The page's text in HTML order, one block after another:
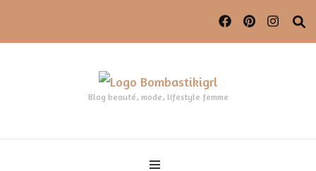
Blog beauté, mode, lifestyle femme